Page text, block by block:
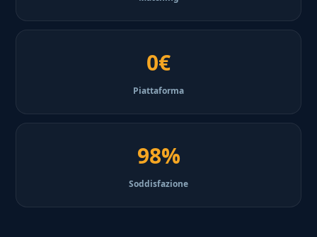
0€
Piattaforma
98%
Soddisfazione